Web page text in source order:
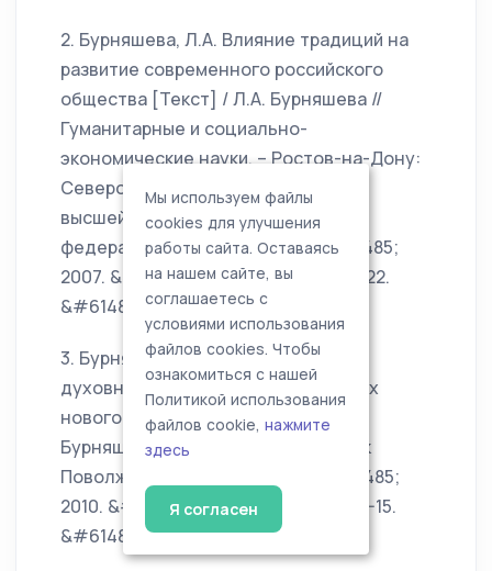
2. Бурняшева, Л.А. Влияние традиций на
развитие современного российского
общества [Текст] / Л.А. Бурняшева //
Гуманитарные и социально-
экономические науки. – Ростов-на-Дону:
Северо-Кавказский научный центр
высшей школы ФГОУ ВПО «Южный
федеральный университет». &#61485;
2007. &#61485; № 4. &#8722; С. 19-22.
&#61485; 0,5 п.л.
3. Бурняшева, Л.А. Трансформация
духовного пространства в условиях
нового миропорядка [Текст] / Л.А.
Бурняшева // Аспирантский вестник
Поволжья. &#61485; Самара. &#61485;
2010. &#61485; № 1-2. &#8722; С. 12-15.
&#61485; 0,5 п.л.
Мы используем файлы
cookies для улучшения
работы сайта. Оставаясь
на нашем сайте, вы
соглашаетесь с
условиями использования
файлов cookies. Чтобы
ознакомиться с нашей
Политикой использования
файлов cookie, нажмите
здесь
Я согласен